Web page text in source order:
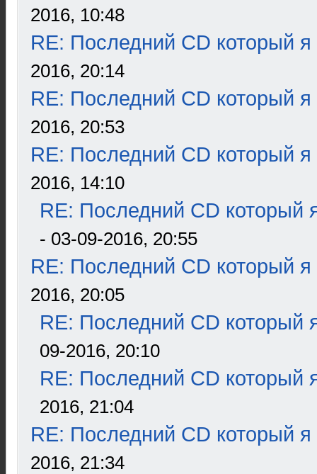
2016, 10:48
RE: Последний CD который я
2016, 20:14
RE: Последний CD который я
2016, 20:53
RE: Последний CD который я
2016, 14:10
RE: Последний CD который
- 03-09-2016, 20:55
RE: Последний CD который я
2016, 20:05
RE: Последний CD который
09-2016, 20:10
RE: Последний CD который
2016, 21:04
RE: Последний CD который я
2016, 21:34